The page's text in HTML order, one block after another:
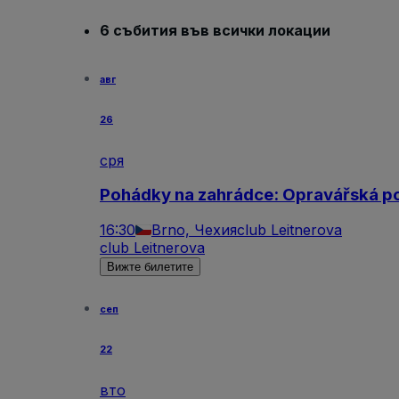
6 събития във всички локации
авг
26
сря
Pohádky na zahrádce: Opravářská
16:30 Brno, Чехияclub Leitnerova
club Leitnerova
Вижте билетите
сеп
22
вто